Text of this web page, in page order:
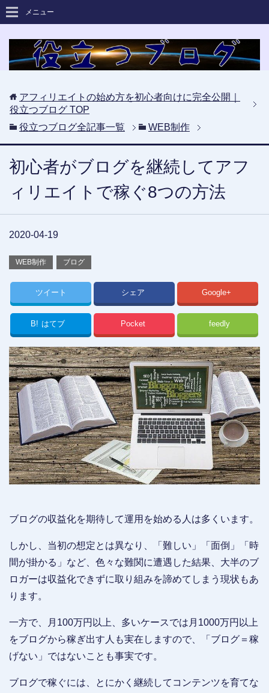
メニュー
アフィリエイトの始め方を初心者向けに完全公開｜
役立つブログ TOP
役立つブログ全記事一覧
WEB制作
初心者がブログを継続してアフ
ィリエイトで稼ぐ8つの方法
2020-04-19
WEB制作 ブログ
ツイート シェア Google+
B! はてブ Pocket feedly
ブログの収益化を期待して運用を始める人は多くいます。
しかし、当初の想定とは異なり、「難しい」「面倒」「時
間が掛かる」など、色々な難関に遭遇した結果、大半のブ
ロガーは収益化できずに取り組みを諦めてしまう現状もあ
ります。
一方で、月100万円以上、多いケースでは月1000万円以上
をブログから稼ぎ出す人も実在しますので、「ブログ＝稼
げない」ではないことも事実です。
ブログで稼ぐには、とにかく継続してコンテンツを育てな